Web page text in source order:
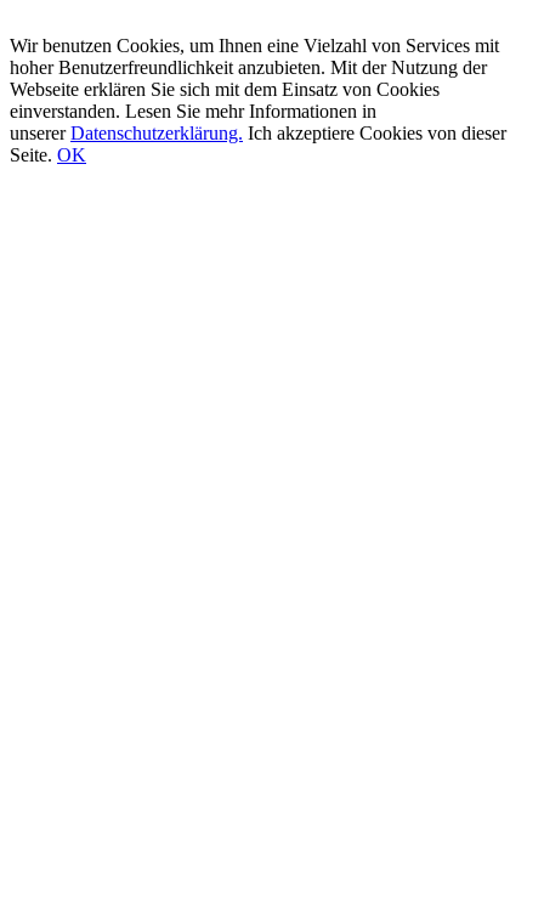
Wir benutzen Cookies, um Ihnen eine Vielzahl von Services mit
hoher Benutzerfreundlichkeit anzubieten. Mit der Nutzung der
Webseite erklären Sie sich mit dem Einsatz von Cookies
einverstanden. Lesen Sie mehr Informationen in
unsererDatenschutzerklärung. Ich akzeptiere Cookies von dieser
Seite. OK